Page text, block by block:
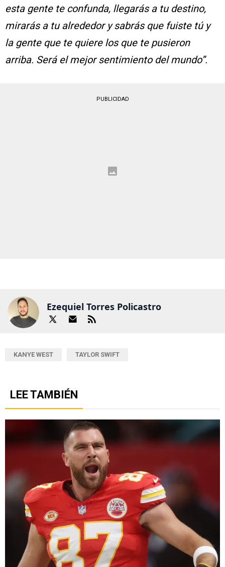
esta gente te confunda, llegarás a tu destino,
mirarás a tu alrededor y sabrás que fuiste tú y
la gente que te quiere los que te pusieron
arriba. Será el mejor sentimiento del mundo”.
PUBLICIDAD
Ezequiel Torres Policastro
KANYE WEST TAYLOR SWIFT
LEE TAMBIÉN